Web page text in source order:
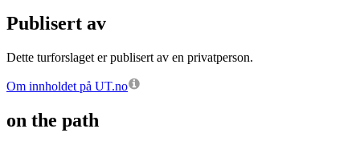
Publisert av
Dette turforslaget er publisert av en privatperson.
Om innholdet på UT.no
on the path